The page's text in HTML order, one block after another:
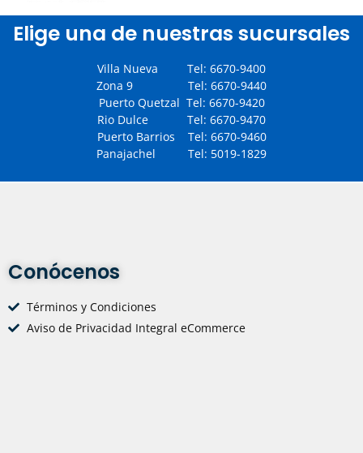
Elige una de nuestras sucursales
Villa Nueva Tel: 6670-9400
Zona 9 Tel: 6670-9440
Puerto Quetzal Tel: 6670-9420
Rio Dulce Tel: 6670-9470
Puerto Barrios Tel: 6670-9460
Panajachel Tel: 5019-1829
Conócenos
Términos y Condiciones
Aviso de Privacidad Integral eCommerce